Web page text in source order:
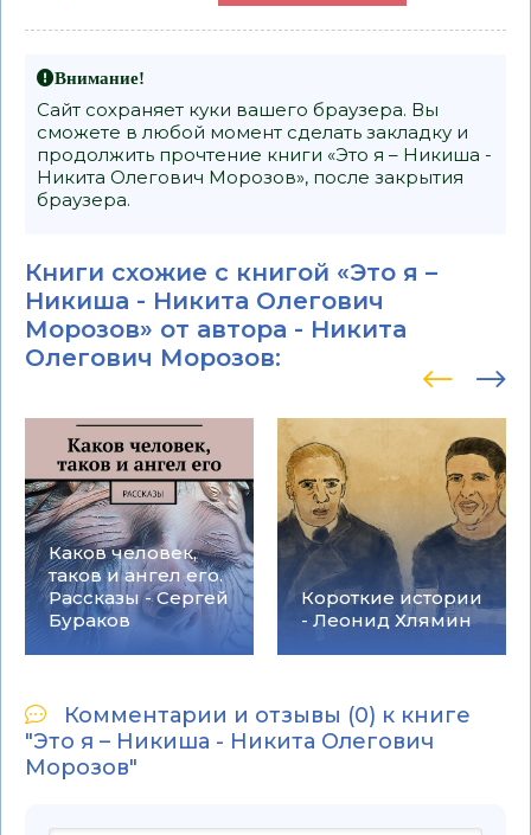
Внимание!
Сайт сохраняет куки вашего браузера. Вы
сможете в любой момент сделать закладку и
продолжить прочтение книги «Это я – Никиша -
Никита Олегович Морозов», после закрытия
браузера.
Книги схожие с книгой «Это я –
Никиша - Никита Олегович
Морозов» от автора - Никита
Олегович Морозов:
Каков человек,
таков и ангел его.
Рассказы - Сергей
Бураков
Короткие истории
- Леонид Хлямин
Комментарии и отзывы (0) к книге
"Это я – Никиша - Никита Олегович
Морозов"